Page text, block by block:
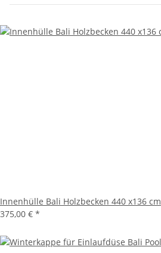
Innenhülle Bali Holzbecken 440 x136 cm
375,00 € *